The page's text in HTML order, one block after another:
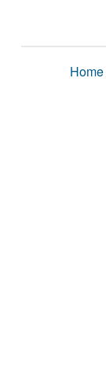
Home